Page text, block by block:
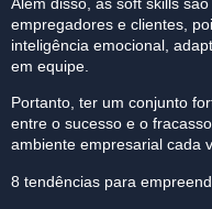
empregadores e clientes,
inteligência emocional,
em equipe.
Portanto, ter um conjunto
entre o sucesso e o
ambiente empresarial cada
8 tendências para